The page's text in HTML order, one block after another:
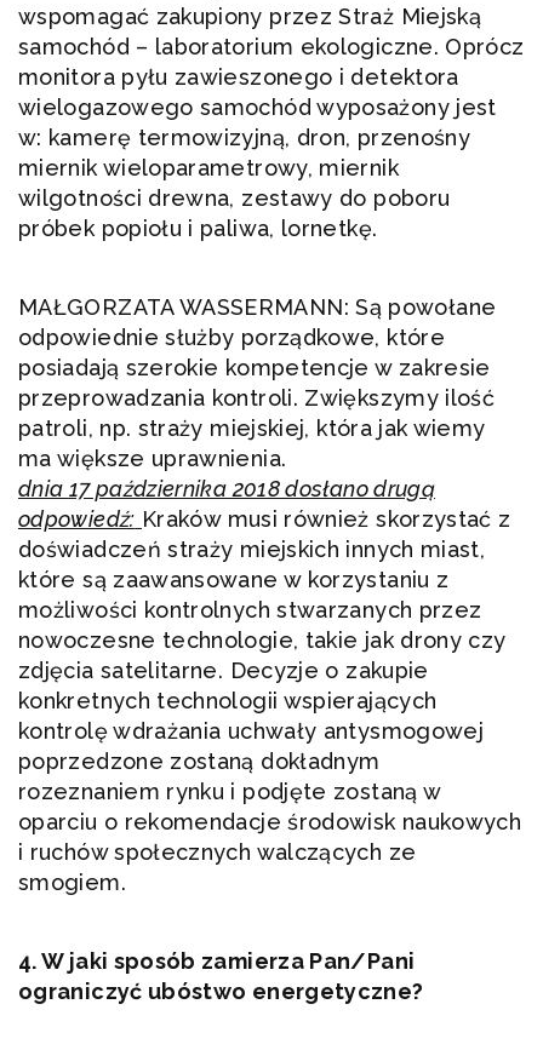
wspomagać zakupiony przez Straż Miejską
samochód – laboratorium ekologiczne. Oprócz
monitora pyłu zawieszonego i detektora
wielogazowego samochód wyposażony jest
w: kamerę termowizyjną, dron, przenośny
miernik wieloparametrowy, miernik
wilgotności drewna, zestawy do poboru
próbek popiołu i paliwa, lornetkę.
MAŁGORZATA WASSERMANN: Są powołane
odpowiednie służby porządkowe, które
posiadają szerokie kompetencje w zakresie
przeprowadzania kontroli. Zwiększymy ilość
patroli, np. straży miejskiej, która jak wiemy
ma większe uprawnienia.
dnia 17 października 2018 dosłano drugą
odpowiedź: Kraków musi również skorzystać z
doświadczeń straży miejskich innych miast,
które są zaawansowane w korzystaniu z
możliwości kontrolnych stwarzanych przez
nowoczesne technologie, takie jak drony czy
zdjęcia satelitarne. Decyzje o zakupie
konkretnych technologii wspierających
kontrolę wdrażania uchwały antysmogowej
poprzedzone zostaną dokładnym
rozeznaniem rynku i podjęte zostaną w
oparciu o rekomendacje środowisk naukowych
i ruchów społecznych walczących ze
smogiem.
4. W jaki sposób zamierza Pan/Pani
ograniczyć ubóstwo energetyczne?